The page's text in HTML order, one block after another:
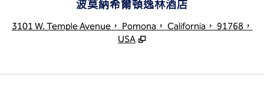
波莫納希爾頓逸林酒店
3101 W. Temple Avenue， Pomona， California， 91768，
USA